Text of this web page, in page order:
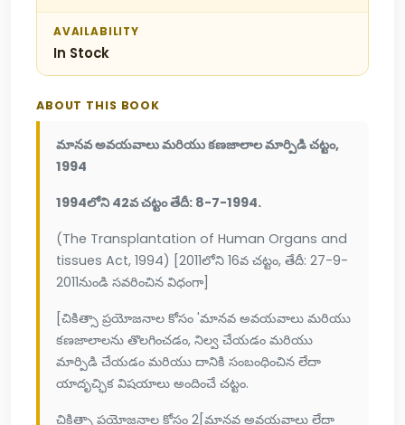
AVAILABILITY
In Stock
ABOUT THIS BOOK
మానవ అవయవాలు మరియు కణజాలాల మార్పిడి చట్టం,
1994
1994లోని 42వ చట్టం తేదీ: 8-7-1994.
(The Transplantation of Human Organs and
tissues Act, 1994) [2011లోని 16వ చట్టం, తేదీ: 27-9-
2011నుండి సవరించిన విధంగా]
[చికిత్సా ప్రయోజనాల కోసం 'మానవ అవయవాలు మరియు
కణజాలాలను తొలగించడం, నిల్వ చేయడం మరియు
మార్పిడి చేయడం మరియు దానికి సంబంధించిన లేదా
యాదృచ్ఛిక విషయాలు అందించే చట్టం.
చికిత్సా ప్రయోజనాల కోసం 2[మానవ అవయవాలు లేదా